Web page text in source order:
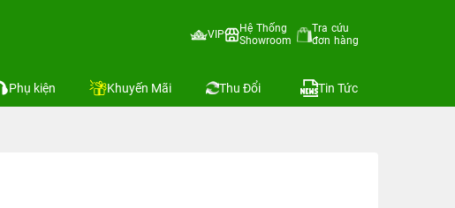
VIP
Hệ Thống
Showroom
Tra cứu
đơn hàng
Phụ kiện Khuyến Mãi Thu Đổi Tin Tức